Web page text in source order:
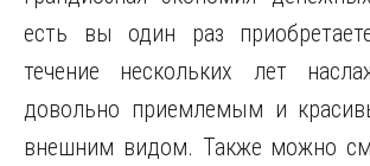
есть вы один раз
течение нескольких лет
довольно приемлемым и
внешним видом. Также можно